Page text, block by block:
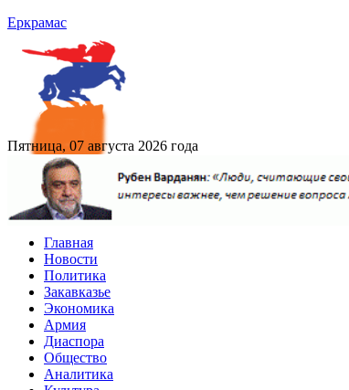
Еркрамас
Пятница, 07 августа 2026 года
Главная
Новости
Политика
Закавказье
Экономика
Армия
Диаспора
Общество
Аналитика